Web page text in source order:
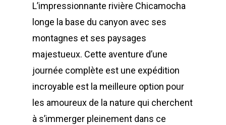
L’impressionnante rivière Chicamocha
longe la base du canyon avec ses
montagnes et ses paysages
majestueux. Cette aventure d’une
journée complète est une expédition
incroyable est la meilleure option pour
les amoureux de la nature qui cherchent
à s’immerger pleinement dans ce